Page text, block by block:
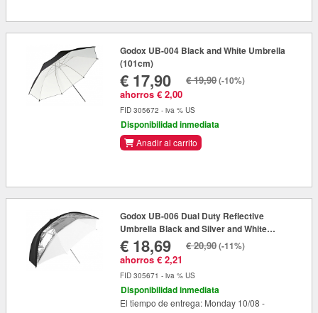
Godox UB-004 Black and White Umbrella
(101cm)
€ 17,90
ahorros € 2,00
€ 19,90(-10%)
FID 305672 - iva % US
Disponibilidad inmediata
Anadir al carrito
Godox UB-006 Dual Duty Reflective
Umbrella Black and Silver and White
(84cm)
€ 18,69
ahorros € 2,21
€ 20,90(-11%)
FID 305671 - iva % US
Disponibilidad inmediata
El tiempo de entrega: Monday 10/08 -